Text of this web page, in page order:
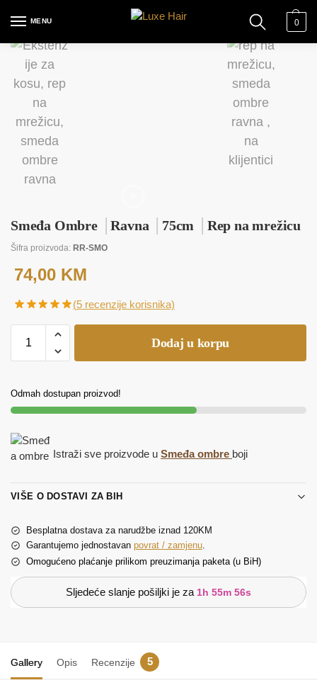
MENU 0
Smeđa Ombre │Ravna 75cm Rep na mrežicu
Šifra proizvoda: RR-SMO
74,00 KM
(5 recenzije korisnika)
Dodaj u korpu
Odmah dostupan proizvod!
Istraži sve proizvode u Smeđa ombre boji
VIŠE O DOSTAVI ZA BIH
Besplatna dostava za narudžbe iznad 120KM
Garantujemo jednostavan povrat / zamjenu
Omogućeno plaćanje prilikom preuzimanja paketa (u BiH)
Sljedeće slanje pošiljki je za 1h 55m 56s
Gallery Opis Recenzije 5